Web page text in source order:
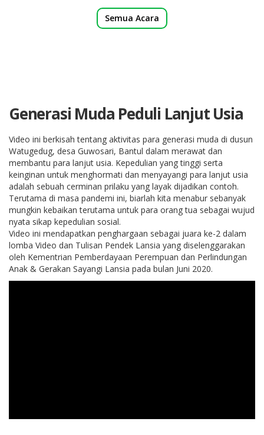
Semua Acara
Generasi Muda Peduli Lanjut Usia
Video ini berkisah tentang aktivitas para generasi muda di dusun
Watugedug, desa Guwosari, Bantul dalam merawat dan
membantu para lanjut usia. Kepedulian yang tinggi serta
keinginan untuk menghormati dan menyayangi para lanjut usia
adalah sebuah cerminan prilaku yang layak dijadikan contoh.
Terutama di masa pandemi ini, biarlah kita menabur sebanyak
mungkin kebaikan terutama untuk para orang tua sebagai wujud
nyata sikap kepedulian sosial.
Video ini mendapatkan penghargaan sebagai juara ke-2 dalam
lomba Video dan Tulisan Pendek Lansia yang diselenggarakan
oleh Kementrian Pemberdayaan Perempuan dan Perlindungan
Anak & Gerakan Sayangi Lansia pada bulan Juni 2020.